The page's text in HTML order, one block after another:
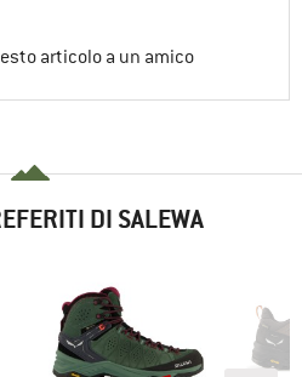
articolo a un amico
DI SALEWA